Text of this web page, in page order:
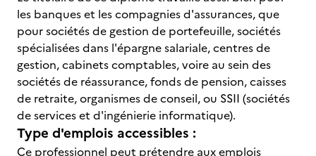
les banques et les compagnies d'assurances, que
pour sociétés de gestion de portefeuille, sociétés
spécialisées dans l'épargne salariale, centres de
gestion, cabinets comptables, voire au sein des
sociétés de réassurance, fonds de pension, caisses
de retraite, organismes de conseil, ou SSII (sociétés
de services et d'ingénierie informatique).
Type d'emplois accessibles :
Ce professionnel peut prétendre aux emplois